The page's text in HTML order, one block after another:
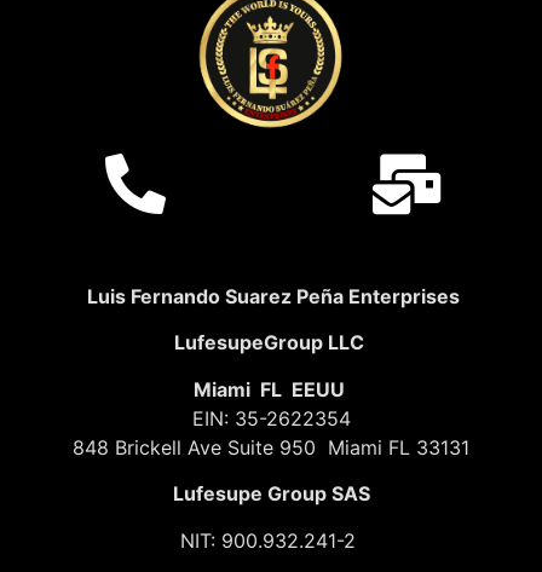
Luis Fernando Suarez Peña Enterprises
LufesupeGroup LLC
Miami FL EEUU
EIN: 35-2622354
848 Brickell Ave Suite 950 Miami FL 33131
Lufesupe Group SAS
NIT: 900.932.241-2